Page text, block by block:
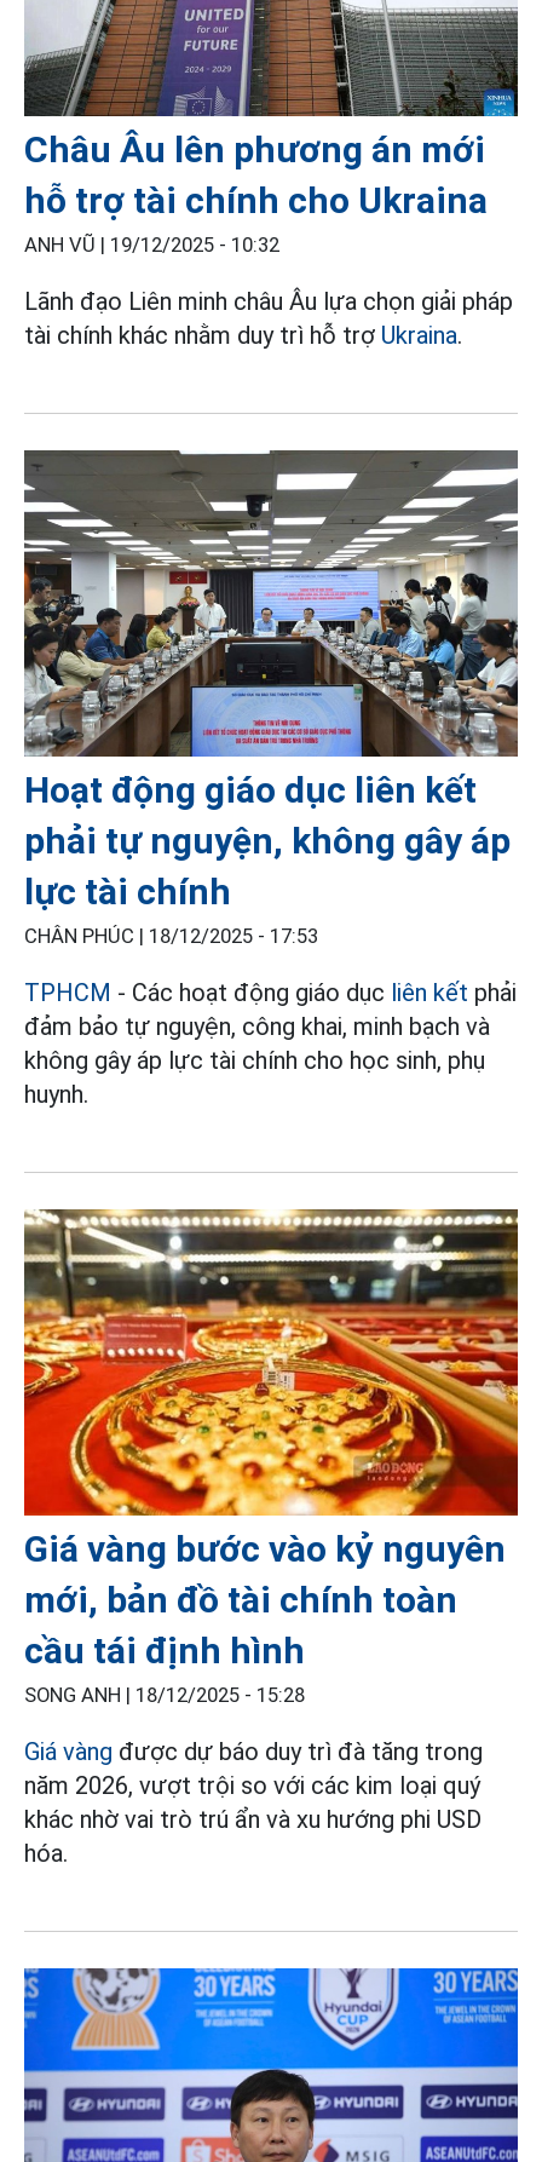
Châu Âu lên phương án mới
hỗ trợ tài chính cho Ukraina
ANH VŨ | 19/12/2025 - 10:32
Lãnh đạo Liên minh châu Âu lựa chọn giải pháp
tài chính khác nhằm duy trì hỗ trợ Ukraina.
Hoạt động giáo dục liên kết
phải tự nguyện, không gây áp
lực tài chính
CHÂN PHÚC | 18/12/2025 - 17:53
TPHCM - Các hoạt động giáo dục liên kết phải
đảm bảo tự nguyện, công khai, minh bạch và
không gây áp lực tài chính cho học sinh, phụ
huynh.
Giá vàng bước vào kỷ nguyên
mới, bản đồ tài chính toàn
cầu tái định hình
SONG ANH | 18/12/2025 - 15:28
Giá vàng được dự báo duy trì đà tăng trong
năm 2026, vượt trội so với các kim loại quý
khác nhờ vai trò trú ẩn và xu hướng phi USD
hóa.